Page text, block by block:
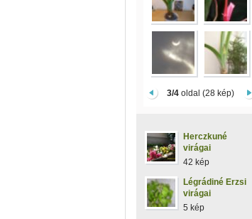
3/4oldal (28 kép)
Herczkuné
virágai
42 kép
Légrádiné Erzsi
virágai
5 kép